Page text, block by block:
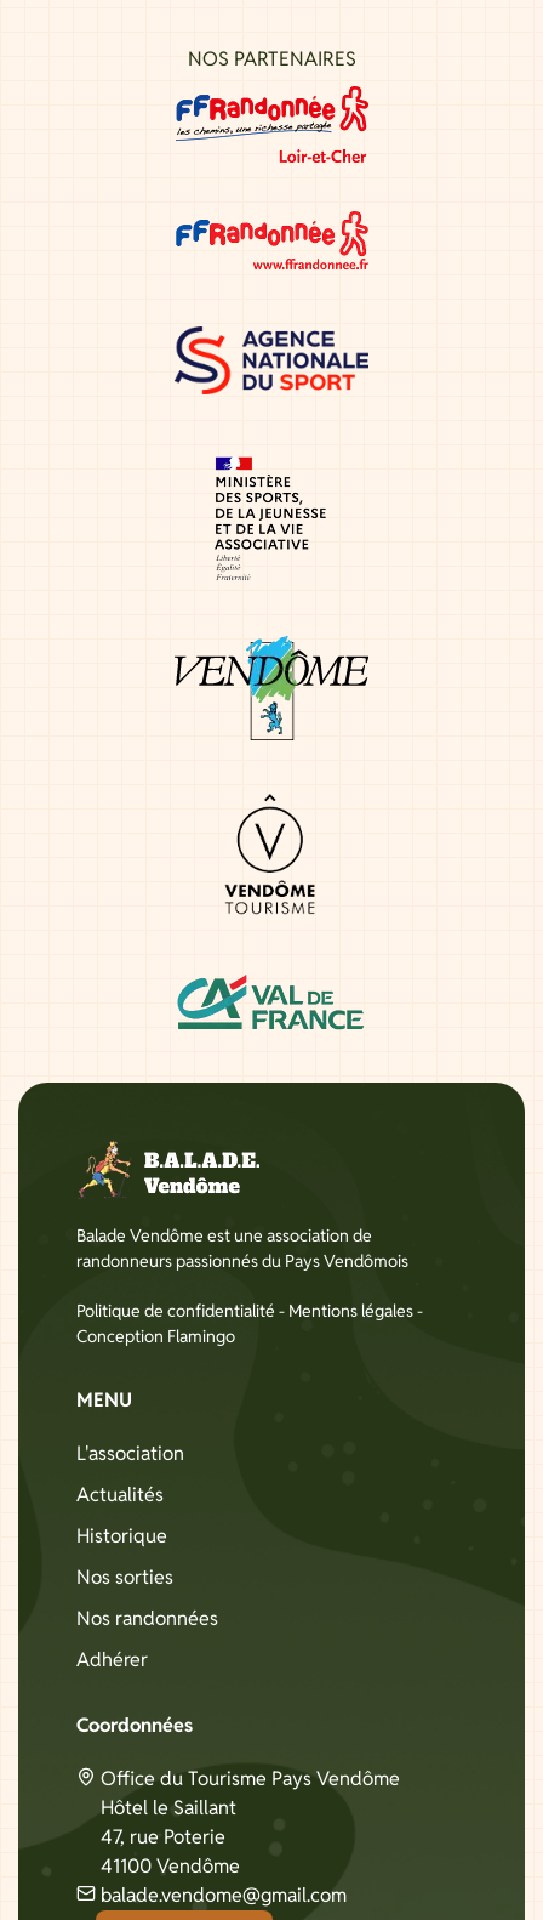
NOS PARTENAIRES
Balade Vendôme est une association de
randonneurs passionnés du Pays Vendômois
Politique de confidentialité - Mentions légales-
Conception Flamingo
MENU
L'association
Actualités
Historique
Nos sorties
Nos randonnées
Adhérer
Coordonnées
Office du Tourisme Pays Vendôme
Hôtel le Saillant
47, rue Poterie
41100 Vendôme
balade.vendome@gmail.com